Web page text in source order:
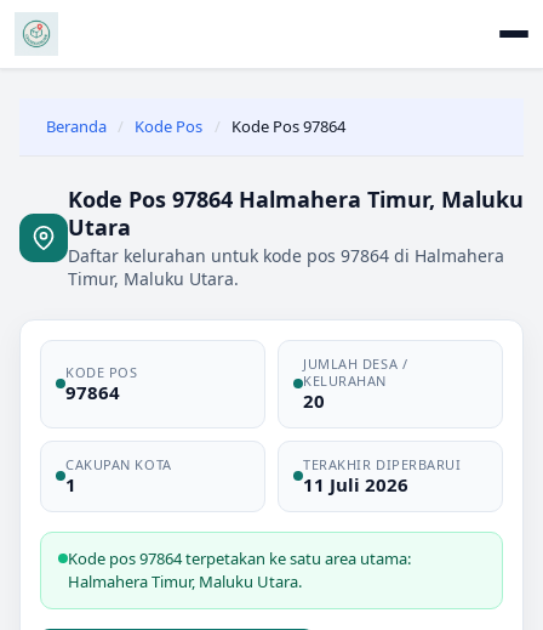
Beranda / Kode Pos / Kode Pos 97864
Kode Pos 97864 Halmahera Timur, Maluku
Utara
Daftar kelurahan untuk kode pos 97864 di Halmahera
Timur, Maluku Utara.
KODE POS
97864
JUMLAH DESA /
KELURAHAN
20
CAKUPAN KOTA
1
TERAKHIR DIPERBARUI
11 Juli 2026
Kode pos 97864 terpetakan ke satu area utama:
Halmahera Timur, Maluku Utara.